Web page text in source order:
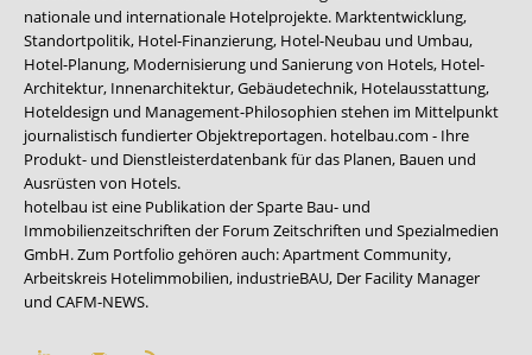
nationale und internationale Hotelprojekte. Marktentwicklung,
Standortpolitik, Hotel-Finanzierung, Hotel-Neubau und Umbau,
Hotel-Planung, Modernisierung und Sanierung von Hotels, Hotel-
Architektur, Innenarchitektur, Gebäudetechnik, Hotelausstattung,
Hoteldesign und Management-Philosophien stehen im Mittelpunkt
journalistisch fundierter Objektreportagen. hotelbau.com - Ihre
Produkt- und Dienstleisterdatenbank für das Planen, Bauen und
Ausrüsten von Hotels.
hotelbau ist eine Publikation der Sparte Bau- und
Immobilienzeitschriften der Forum Zeitschriften und Spezialmedien
GmbH. Zum Portfolio gehören auch:Apartment Community,
Arbeitskreis Hotelimmobilien, industrieBAU, Der Facility Manager
und CAFM-NEWS.